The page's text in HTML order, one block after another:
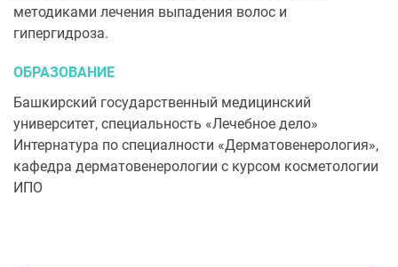
методиками лечения выпадения волос и
гипергидроза.
ОБРАЗОВАНИЕ
Башкирский государственный медицинский
университет, специальность «Лечебное дело»
Интернатура по специалности «Дерматовенерология»,
кафедра дерматовенерологии с курсом косметологии
ИПО